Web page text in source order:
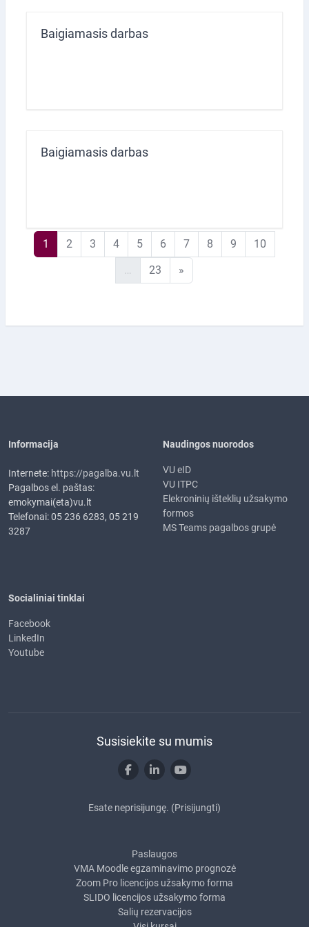
Baigiamasis darbas
Baigiamasis darbas
1 1 puslapis
2 2 puslapis
3 3 puslapis
44 puslapis
55 puslapis
6 6 puslapis
77 puslapis
8 8 puslapis
9 9 puslapis
10
23 23 puslapis
»
Informacija
Internete: https://pagalba.vu.lt
Pagalbos el. paštas:
emokymai(eta)vu.lt
Telefonai: 05 236 6283, 05 219
3287
Naudingos nuorodos
VU eID
VU ITPC
Elekroninių išteklių užsakymo
formos
MS Teams pagalbos grupė
Socialiniai tinklai
Facebook
LinkedIn
Youtube
Susisiekite su mumis
Esate neprisijungę. (Prisijungti)
Paslaugos
VMA Moodle egzaminavimo prognozė
Zoom Pro licencijos užsakymo forma
SLIDO licencijos užsakymo forma
Salių rezervacijos